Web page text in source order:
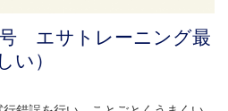
エサトレーニング最
い）